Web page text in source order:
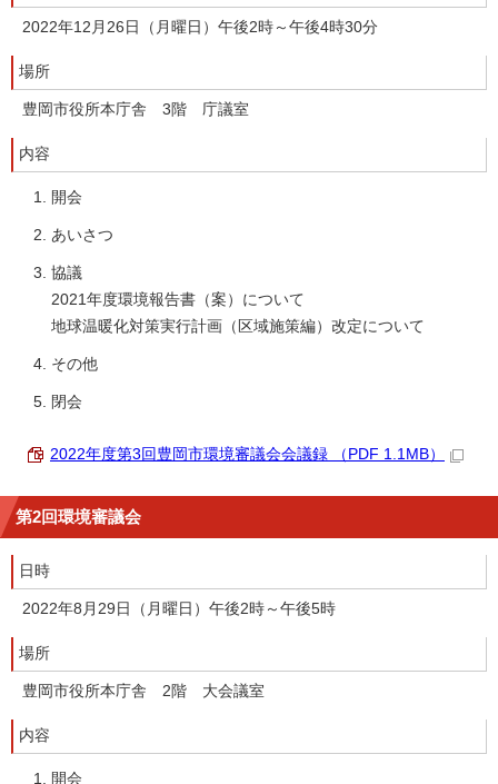
2022年12月26日（月曜日）午後2時～午後4時30分
場所
豊岡市役所本庁舎 3階 庁議室
内容
開会
あいさつ
協議
2021年度環境報告書（案）について
地球温暖化対策実行計画（区域施策編）改定について
その他
閉会
2022年度第3回豊岡市環境審議会会議録 （PDF 1.1MB）
第2回環境審議会
日時
2022年8月29日（月曜日）午後2時～午後5時
場所
豊岡市役所本庁舎 2階 大会議室
内容
開会